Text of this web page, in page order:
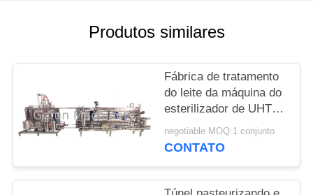
UMAS
CITAÇÕES
MAPA
DO
Produtos similares
Fábrica de tratamento
do leite da máquina do
esterilizador de UHT
de Juice Pasteurizing
do leite/Uht
negotiable MOQ:1 conjunto
CONTATO